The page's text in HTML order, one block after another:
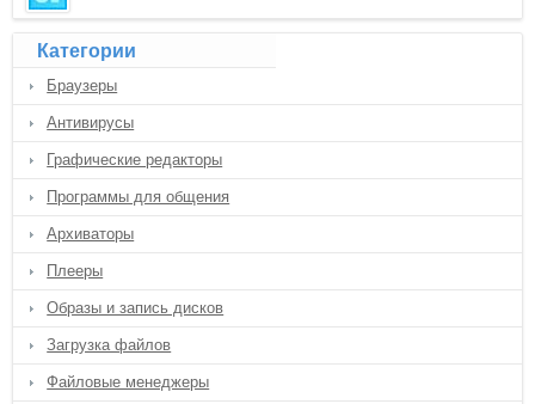
Категории
Браузеры
Антивирусы
Графические редакторы
Программы для общения
Архиваторы
Плееры
Образы и запись дисков
Загрузка файлов
Файловые менеджеры